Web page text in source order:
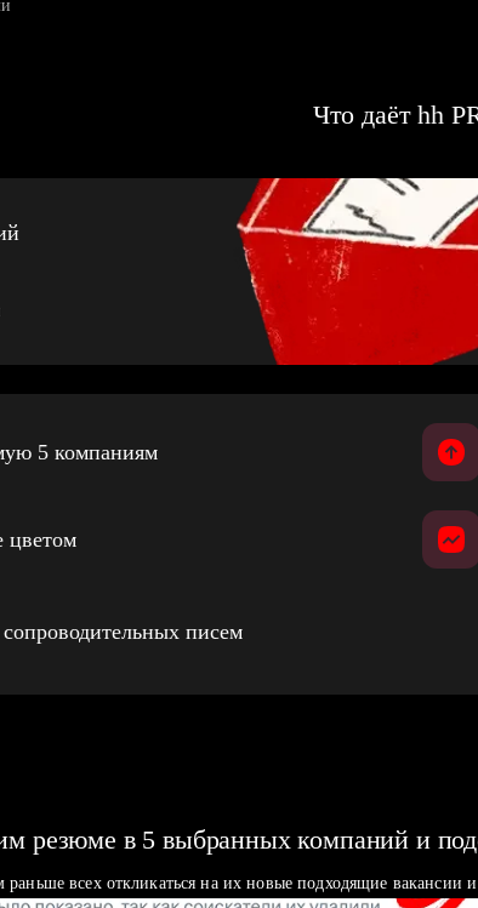
Что даёт hh
5 компаниям
цветом
писем
резюме в 5 выбранных компаний и
раньше всех откликаться на их новые подходящие вакансии